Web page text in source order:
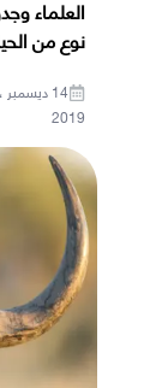
العلماء
نوع من
14 ديسمبر ،
2019